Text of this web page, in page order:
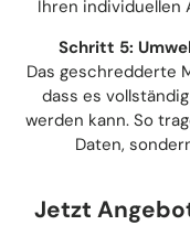
Ihren individuellen
Schritt 5:
Das geschredderte
dass es
werden kann. So
Daten,
Jetzt